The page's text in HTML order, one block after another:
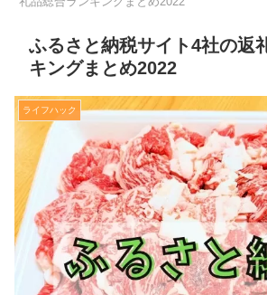
ふるさと納税サイト4社の返
キングまとめ2022
ライフハック